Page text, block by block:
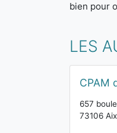
bien pour
LES
CPAM
657
73106